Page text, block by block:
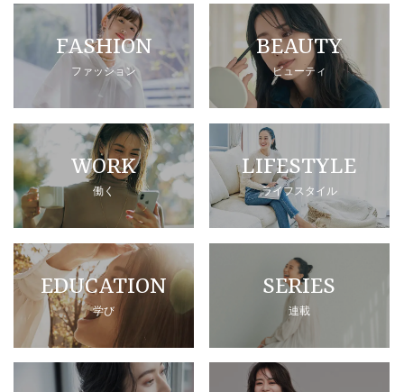
FASHION
ファッション
BEAUTY
ビューティ
WORK
働く
LIFESTYLE
ライフスタイル
EDUCATION
学び
SERIES
連載